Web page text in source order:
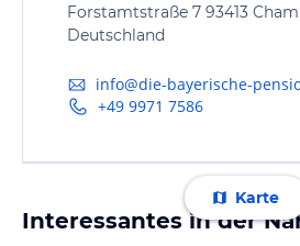
Forstamtstraße 7 93413
Deutschland
info@die-bayerische-
+49 9971 7586
Karte
Interessantes in der